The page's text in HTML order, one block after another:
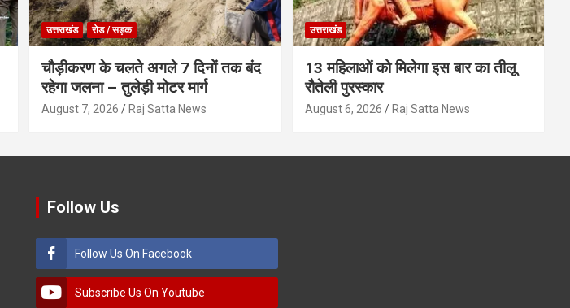
उत्तराखंड रोड / सड़क
चौड़ीकरण के चलते अगले 7 दिनों तक बंद
रहेगा जलना – तुलेड़ी मोटर मार्ग
August 7, 2026 Raj Satta News
उत्तराखंड
13 महिलाओं को मिलेगा इस बार का तीलू
रौतेली पुरस्कार
August 6, 2026 Raj Satta News
Follow Us
Follow Us On Facebook
Subscribe Us On Youtube